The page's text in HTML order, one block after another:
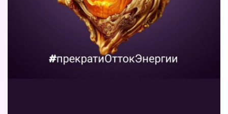
Мы разработали систему практик, с
помощью которой можно получать
информацию во снах с первых дней.
Скачайте приложение, чтобы получить
доступ: